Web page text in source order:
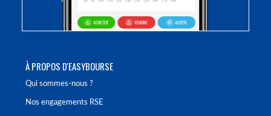
À PROPOS D'EASYBOURSE
Qui sommes-nous ?
Nos engagements RSE